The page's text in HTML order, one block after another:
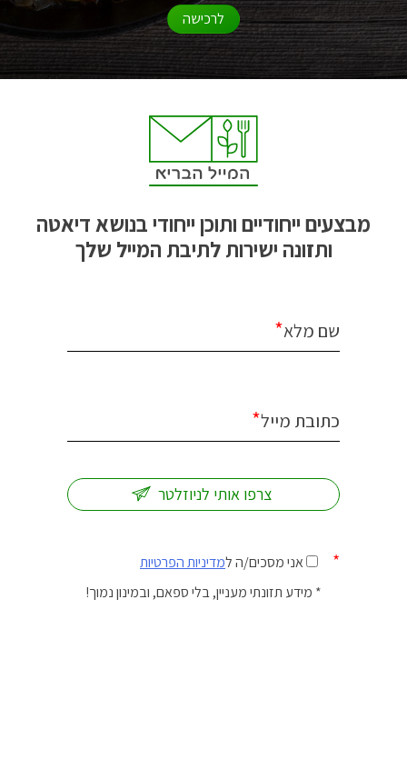
לרכישה
מבצעים ייחודיים ותוכן ייחודי בנושא דיאטה
ותזונה ישירות לתיבת המייל שלך
שם מלא*
כתובת מייל*
* אני מסכים/ה למדיניות הפרטיות
* מידע תזונתי מעניין, בלי ספאם, ובמינון נמוך!